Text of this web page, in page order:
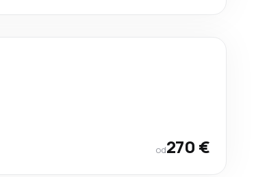
od270 €